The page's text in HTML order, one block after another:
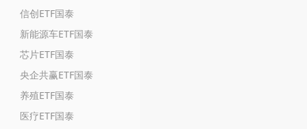
信创ETF国泰
新能源车ETF国泰
芯片ETF国泰
央企共赢ETF国泰
养殖ETF国泰
医疗ETF国泰